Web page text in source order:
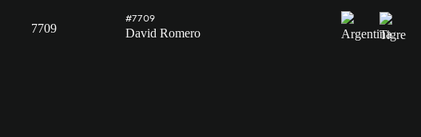
7709
#7709
David Romero